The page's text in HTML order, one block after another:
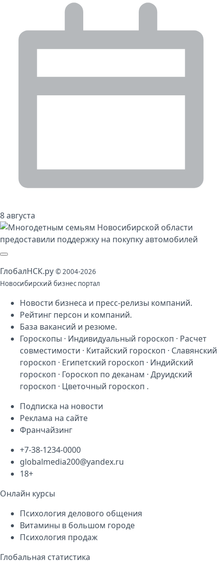
8 августа
ГлобалНСК.py © 2004-2026
Новосибирский бизнес портал
Новости бизнеса и пресс-релизы компаний.
Рейтинг персон и компаний.
База вакансий и резюме.
Гороскопы · Индивидуальный гороскоп · Расчет
совместимости · Китайский гороскоп · Славянский
гороскоп · Египетский гороскоп · Индийский
гороскоп · Гороскоп по деканам · Друидский
гороскоп · Цветочный гороскоп .
Подписка на новости
Реклама на сайте
Франчайзинг
+7-38-1234-0000
globalmedia200@yandex.ru
18+
Онлайн курсы
Психология делового общения
Витамины в большом городе
Психология продаж
Глобальная статистика